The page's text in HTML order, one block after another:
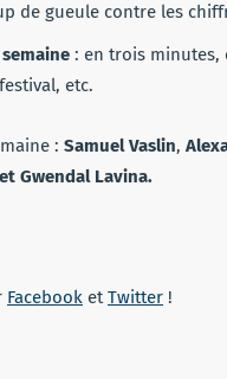
de gueule contre les
semaine : en trois minutes,
etc.
: Samuel Vaslin,
Gwendal Lavina.
Facebook etTwitter !